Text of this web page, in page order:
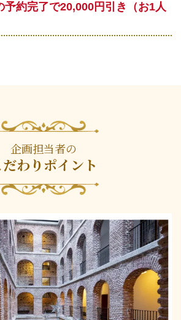
予約完了で20,000円引き（お1人
企画担当者の
だわりポイント